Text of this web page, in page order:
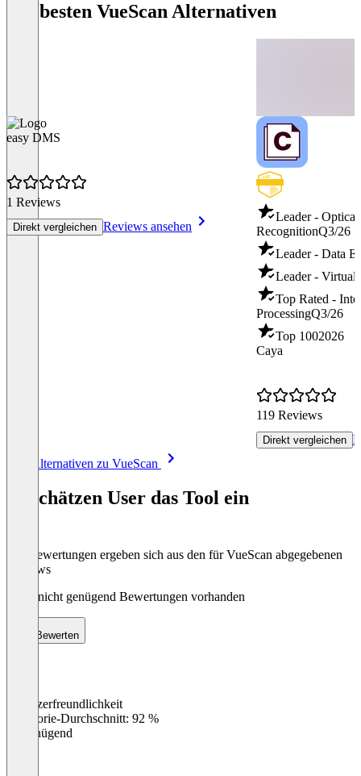
Die besten VueScan Alternativen
easy DMS
1 Reviews
Direkt vergleichen Reviews ansehen
Leader - Optical
RecognitionQ3/26
Leader - Data
Leader - Virtual
Top Rated -
ProcessingQ3/26
Top 1002026
Caya
119 Reviews
Direkt vergleichen
Alle Alternativen zu VueScan
So schätzen User das Tool ein
Die Bewertungen ergeben sich aus den für VueScan abgegebenen
Reviews
Noch nicht genügend Bewertungen vorhanden
Bewerten
Benutzerfreundlichkeit
Kategorie-Durchschnitt: 92 %
Ungenügend